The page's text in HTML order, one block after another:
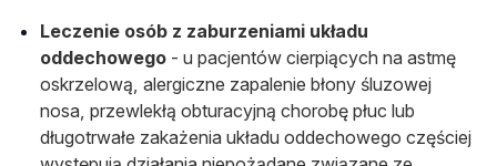
Leczenie osób z zaburzeniami układu
oddechowego - u pacjentów cierpiących na astmę
oskrzelową, alergiczne zapalenie błony śluzowej
nosa, przewlekłą obturacyjną chorobę płuc lub
długotrwałe zakażenia układu oddechowego częściej